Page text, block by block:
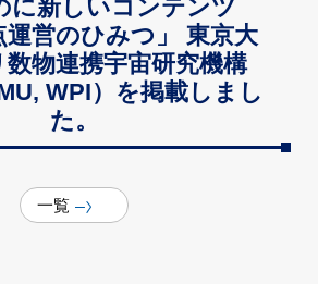
に新しいコンテンツ
運営のひみつ」 東京大
物連携宇宙研究機構
WPI）を掲載しまし
た。
一覧